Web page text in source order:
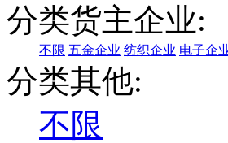
分类货主企业:
不限 五金企业 纺织企业 电子企
分类其他:
不限